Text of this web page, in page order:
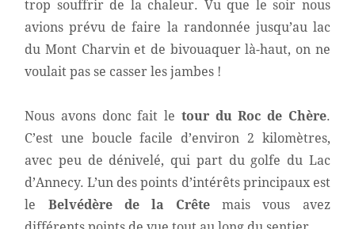
trop souffrir de la chaleur. Vu que le soir nous
avions prévu de faire la randonnée jusqu’au lac
du Mont Charvin et de bivouaquer là-haut, on ne
voulait pas se casser les jambes !
Nous avons donc fait le tour du Roc de Chère.
C’est une boucle facile d’environ 2 kilomètres,
avec peu de dénivelé, qui part du golfe du Lac
d’Annecy. L’un des points d’intérêts principaux est
le Belvédère de la Crête mais vous avez